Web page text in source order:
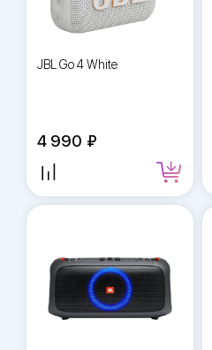
JBL Go 4 White
4 990